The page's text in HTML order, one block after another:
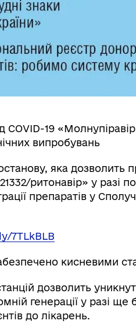
19
випробувань
яка дозволить
ритонавір» у разі
препаратів у
7TLkBLB
кисневими
дозволить
генерації у разі ще
до лікарень.